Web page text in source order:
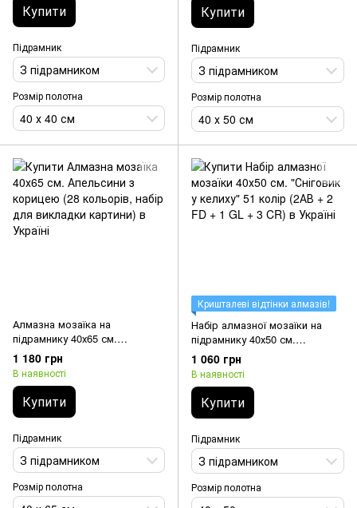
Купити
Підрамник
З підрамником
Розмір полотна
40 х 40 см
Купити
Підрамник
З підрамником
Розмір полотна
40 х 50 см
Алмазна мозаїка на
підрамнику 40х65 см.
Апельсини з корицею (28
кольорів, набір для викладки
картини)
1 180 грн
В наявності
Купити
Підрамник
З підрамником
Розмір полотна
Кришталеві відтінки алмазів!
Набір алмазної мозаїки на
підрамнику 40х50 см.
"Сніговик у келиху" 51 колір
(2АВ + 2 FD + 1 GL + 3 CR)
1 060 грн
В наявності
Купити
Підрамник
З підрамником
Розмір полотна